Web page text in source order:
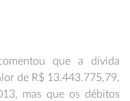
que a dívida
de R$ 13.443.775,79,
mas que os débitos